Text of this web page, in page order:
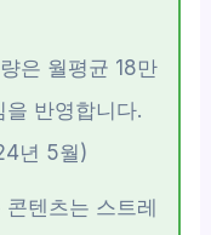
은 월평균 18만
반영합니다.
년 5월)
텐츠는 스트레